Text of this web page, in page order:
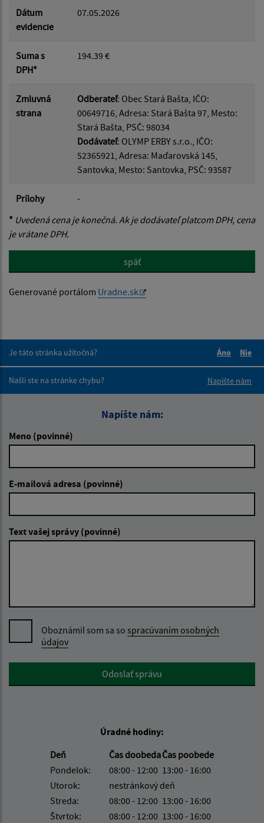
Dátum
evidencie
07.05.2026
Suma s
DPH*
194.39 €
Zmluvná
strana
Odberateľ: Obec Stará Bašta, IČO:
00649716, Adresa: Stará Bašta 97, Mesto:
Stará Bašta, PSČ: 98034
Dodávateľ: OLYMP ERBY s.r.o., IČO:
52365921, Adresa: Maďarovská 145,
Santovka, Mesto: Santovka, PSČ: 93587
Prílohy
-
* Uvedená cena je konečná. Ak je dodávateľ platcom DPH, cena
je vrátane DPH.
späť
Generované portálom Uradne.sk
Je táto stránka užitočná?
Áno
Nie
Našli ste na stránke chybu?
Napíšte nám
Napíšte nám:
Meno (povinné)
E-mailová adresa (povinné)
Text vašej správy (povinné)
Oboznámil som sa so spracúvaním osobných
údajov
Google reCaptcha ResponseOdoslať správu
Úradné hodiny:
Deň
Čas doobedaČas poobede
Pondelok:
08:00 - 12:00 13:00 - 16:00
Utorok:
nestránkový deň
Streda:
08:00 - 12:00 13:00 - 16:00
Štvrtok:
08:00 - 12:00 13:00 - 16:00